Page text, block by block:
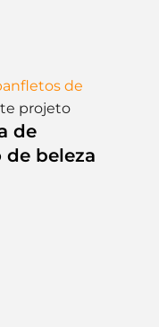
de
projeto
de
de beleza